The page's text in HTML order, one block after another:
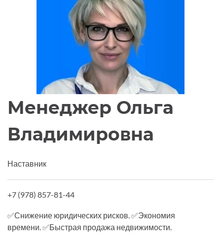
Менеджер Ольга
Владимировна
Наставник
+7 (978) 857-81-44
✅Снижение юридических рисков. ✅Экономия
времени. ✅Быстрая продажа недвижимости.